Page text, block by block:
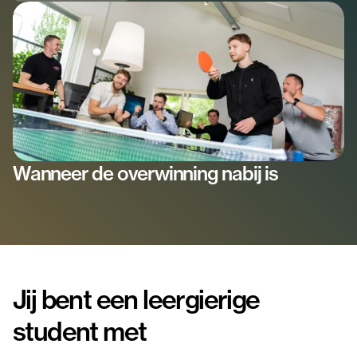
Wanneer de overwinning nabij is
Jij bent een leergierige
student met